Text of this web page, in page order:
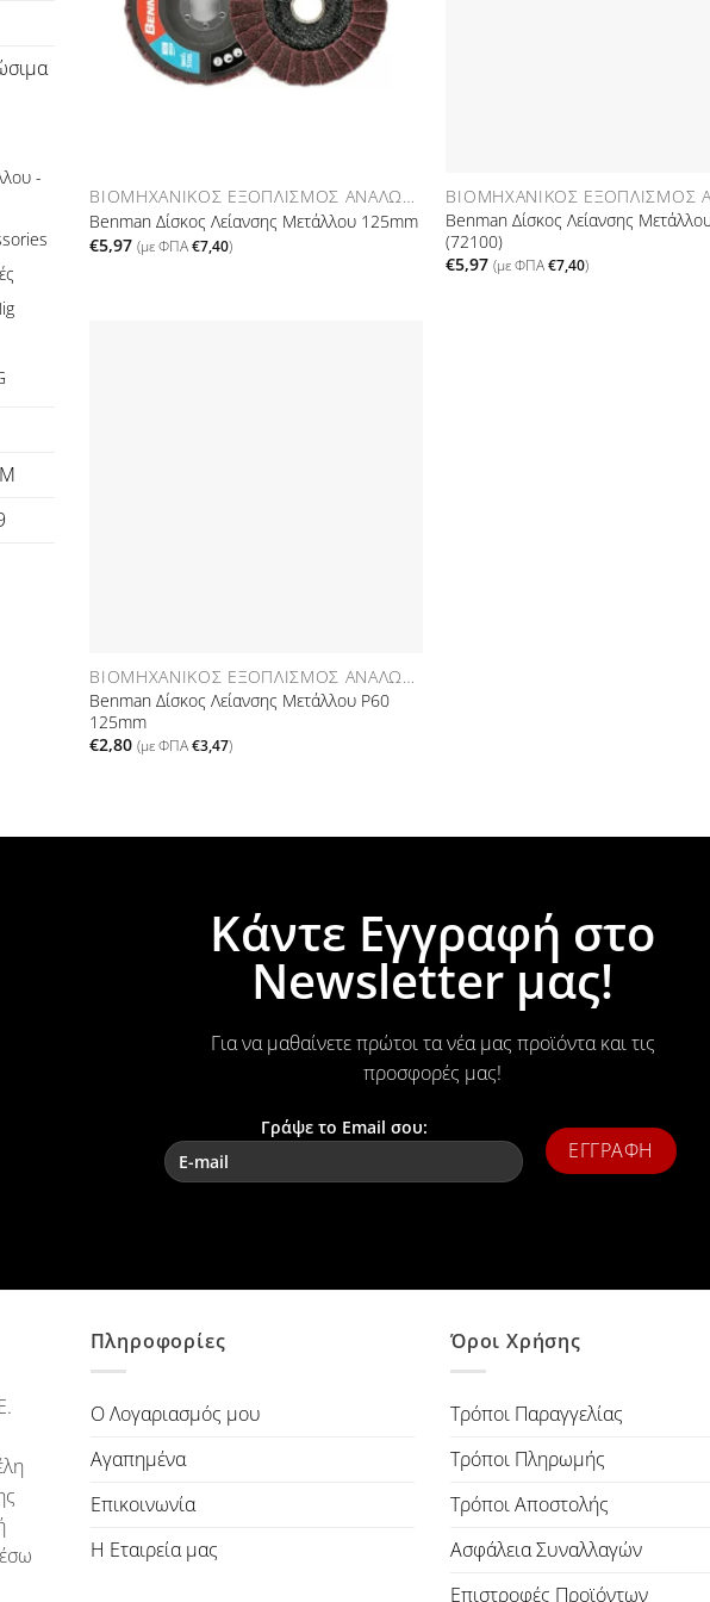
-
Benman Δίσκος Λείανσης Μετάλλου 125mm
€5,97 (με ΦΠΑ€7,40)
Benman Δίσκος Λείανσης
(72100)
€5,97 (με ΦΠΑ€7,40)
ΒΙΟΜΗΧΑΝΙΚΌΣ ΕΞΟΠΛΙΣΜΌΣ ΑΝΑΛΏΣΙΜΑ
Benman Δίσκος Λείανσης Μετάλλου P60
125mm
€2,80 (με ΦΠΑ€3,47)
Κάντε Εγγραφή στο
Newsletter μας!
Για να μαθαίνετε πρώτοι τα νέα μας προϊόντα και τις
προσφορές μας!
Γράψε το Email σου:
Πληροφορίες
Ο Λογαριασμός μου
Αγαπημένα
Επικοινωνία
Η Εταιρεία μας
Όροι Χρήσης
Τρόποι Παραγγελίας
Τρόποι Πληρωμής
Τρόποι Αποστολής
Ασφάλεια Συναλλαγών
Επιστροφές Προϊόντων